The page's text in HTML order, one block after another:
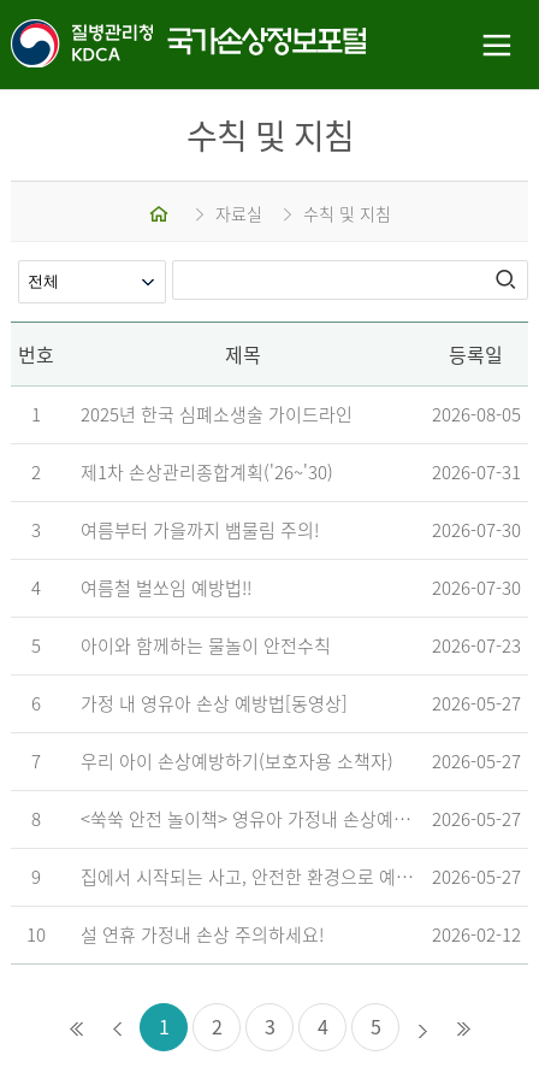
수칙 및 지침
자료실 수칙 및 지침
번호 제목 등록일
1 2025년 한국 심폐소생술 가이드라인 2026-08-05
2 제1차 손상관리종합계획('26~'30) 2026-07-31
3 여름부터 가을까지 뱀물림 주의! 2026-07-30
4 여름철 벌쏘임 예방법!! 2026-07-30
5 아이와 함께하는 물놀이 안전수칙 2026-07-23
6 가정 내 영유아 손상 예방법[동영상] 2026-05-27
7 우리 아이 손상예방하기(보호자용 소책자) 2026-05-27
8 <쑥쑥 안전 놀이책> 영유아 가정내 손상예방_영유아 놀이형 교육 교재 2026-05-27
9 집에서 시작되는 사고, 안전한 환경으로 예방해요 2026-05-27
10 설 연휴 가정내 손상 주의하세요! 2026-02-12
1 2 3 4 5